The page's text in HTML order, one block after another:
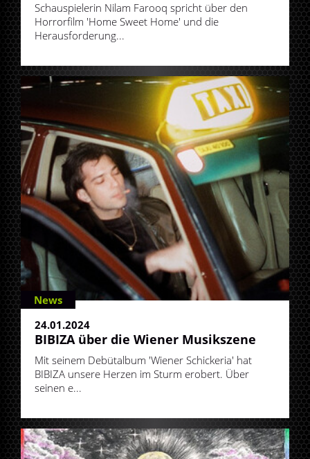
Schauspielerin Nilam Farooq spricht über den
Horrorfilm 'Home Sweet Home' und die
Herausforderung...
News
24.01.2024
BIBIZA über die Wiener Musikszene
Mit seinem Debütalbum 'Wiener Schickeria' hat
BIBIZA unsere Herzen im Sturm erobert. Über
seinen e...